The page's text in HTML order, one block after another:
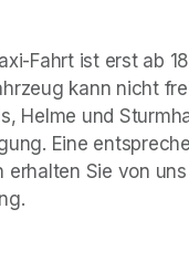
Fahrt ist erst ab
kann nicht
Helme und
Eine
erhalten Sie von